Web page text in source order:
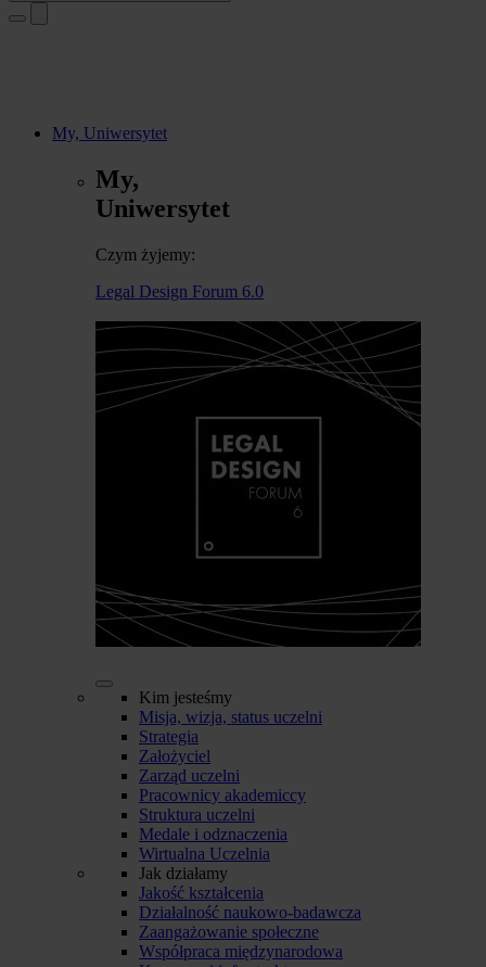
My, Uniwersytet
My,
Uniwersytet
Czym żyjemy:
Legal Design Forum 6.0
Kim jesteśmy
Misja, wizja, status uczelni
Strategia
Założyciel
Zarząd uczelni
Pracownicy akademiccy
Struktura uczelni
Medale i odznaczenia
Wirtualna Uczelnia
Jak działamy
Jakość kształcenia
Działalność naukowo-badawcza
Zaangażowanie społeczne
Współpraca międzynarodowa